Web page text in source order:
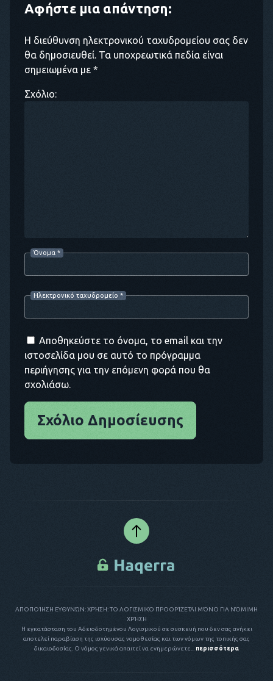
Αφήστε μια απάντηση:
Η διεύθυνση ηλεκτρονικού ταχυδρομείου σας δεν
θα δημοσιευθεί. Τα υποχρεωτικά πεδία είναι
σημειωμένα με *
Σχόλιο:
Όνομα *
Ηλεκτρονικό ταχυδρομείο *
Αποθηκεύστε το όνομα, το email και την
ιστοσελίδα μου σε αυτό το πρόγραμμα
περιήγησης για την επόμενη φορά που θα
σχολιάσω.
Σχόλιο Δημοσίευσης
ΑΠΟΠΟΊΗΣΗ ΕΥΘΥΝΏΝ: ΧΡΉΣΗ: ΤΟ ΛΟΓΙΣΜΙΚΌ ΠΡΟΟΡΊΖΕΤΑΙ ΜΌΝΟ ΓΙΑ ΝΌΜΙΜΗ
ΧΡΉΣΗ
Η εγκατάσταση του Αδειοδοτημένου Λογισμικού σε συσκευή που δεν σας ανήκει
αποτελεί παραβίαση της ισχύουσας νομοθεσίας και των νόμων της τοπικής σας
δικαιοδοσίας. Ο νόμος γενικά απαιτεί να ενημερώνετε...
περισσότερα